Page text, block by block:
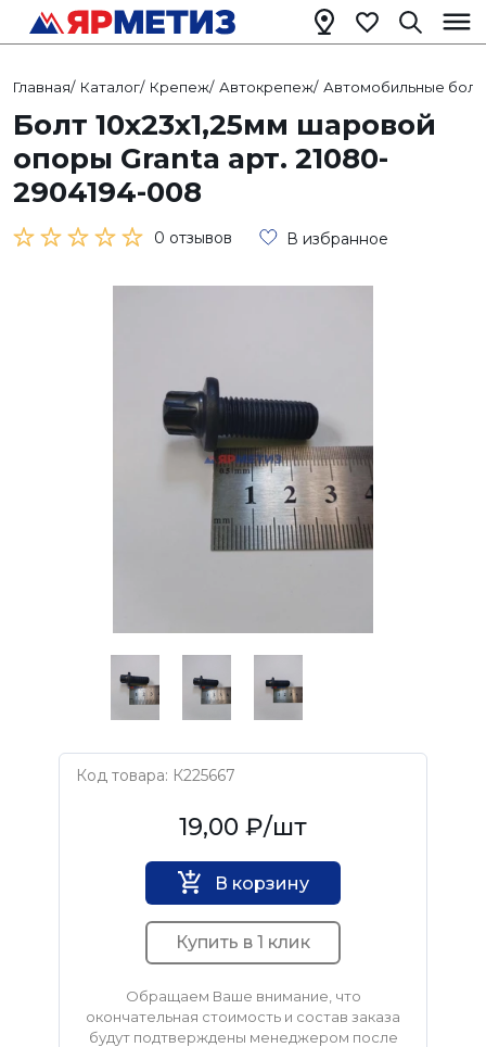
Главная/ Каталог/ Крепеж/ Автокрепеж/ Автомобильные
Болт 10х23х1,25мм шаровой
опоры Granta арт. 21080-
2904194-008
0 отзывов В избранное
Код товара: К225667
Нет бренда19,00 ₽/шт
В корзину
Купить в 1 клик
Обращаем Ваше внимание, что
окончательная стоимость и состав заказа
будут подтверждены менеджером после